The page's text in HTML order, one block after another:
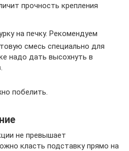
прочность крепления
на печку. Рекомендуем
смесь специально для
надо дать высохнуть в
побелить.
не превышает
класть подставку прямо на